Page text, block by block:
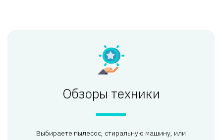
Обзоры техники
Выбираете пылесос, стиральную машину, или